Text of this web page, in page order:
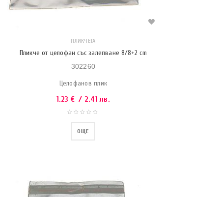
ПЛИКЧЕТА
Пликче от целофан със залепване 8/8+2 cm
302260
Целофанов плик
1.23 € / 2.41 лв.
ОЩЕ